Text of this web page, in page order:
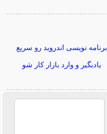
برنامه نویسی اندروید رو سریع
یادبگیر و وارد بازار کار شو